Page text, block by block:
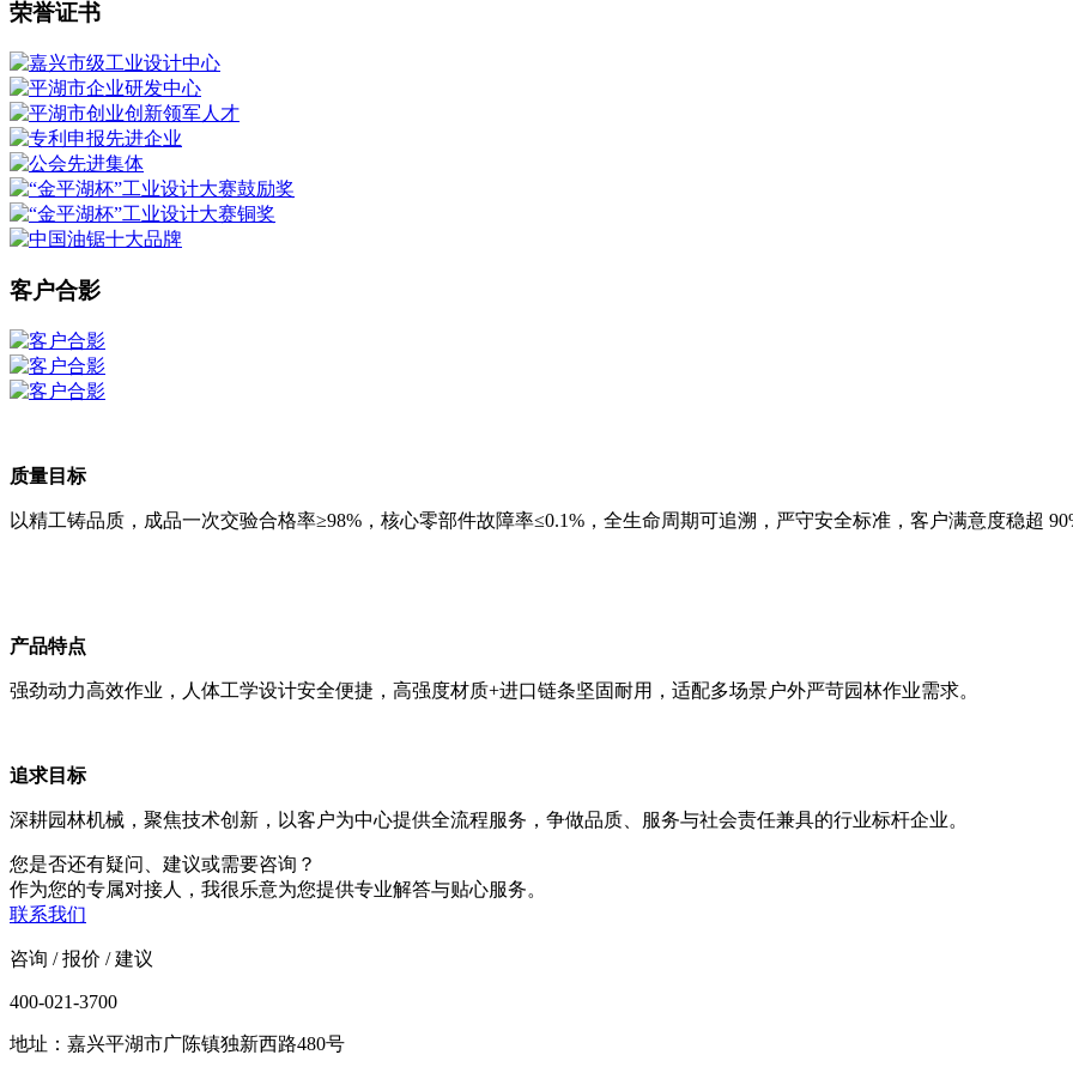
荣誉证书
客户合影
质量目标
以精工铸品质，成品一次交验合格率≥98%，核心零部件故障率≤0.1%，全生命周期可追溯，严守安全标准，客户满意度稳超
产品特点
强劲动力高效作业，人体工学设计安全便捷，高强度材质+进口链条坚固耐用，适配多场景户外严苛园林作业需求。
追求目标
深耕园林机械，聚焦技术创新，以客户为中心提供全流程服务，争做品质、服务与社会责任兼具的行业标杆企业。
您是否还有疑问、建议或需要咨询？
作为您的专属对接人，我很乐意为您提供专业解答与贴心服务。
联系我们
咨询 / 报价 / 建议
400-021-3700
地址：嘉兴平湖市广陈镇独新西路480号